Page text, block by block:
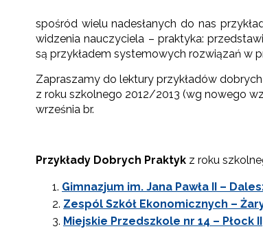
spośród wielu nadesłanych do nas
widzenia nauczyciela – praktyka:
są przykładem systemowych rozwiązań w
Zapraszamy do lektury przykładów
z roku szkolnego 2012/2013 (wg nowego
września br.
Przykłady Dobrych Praktyk z roku
Gimnazjum im. Jana Pawła II –
Zespól Szkół Ekonomicznych –
Miejskie Przedszkole nr 14 – Płock II